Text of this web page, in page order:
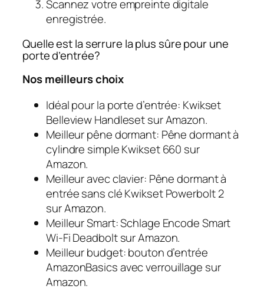
Scannez votre empreinte digitale
enregistrée.
Quelle est la serrure la plus sûre pour une
porte d’entrée?
Nos meilleurs choix
Idéal pour la porte d’entrée: Kwikset
Belleview Handleset sur Amazon.
Meilleur pêne dormant: Pêne dormant à
cylindre simple Kwikset 660 sur
Amazon.
Meilleur avec clavier: Pêne dormant à
entrée sans clé Kwikset Powerbolt 2
sur Amazon.
Meilleur Smart: Schlage Encode Smart
Wi-Fi Deadbolt sur Amazon.
Meilleur budget: bouton d’entrée
AmazonBasics avec verrouillage sur
Amazon.